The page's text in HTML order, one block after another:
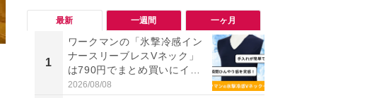
最新 一週間 一ヶ月
1
ワークマンの「氷撃冷感イン
ナースリーブレスVネック」
は790円でまとめ買いにイチ
オシ！夏用インナーのリアル
2026/08/08